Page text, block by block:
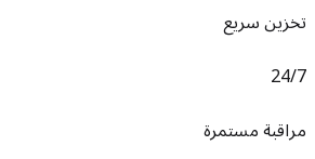
تخزين سريع
24/7
مراقبة مستمرة